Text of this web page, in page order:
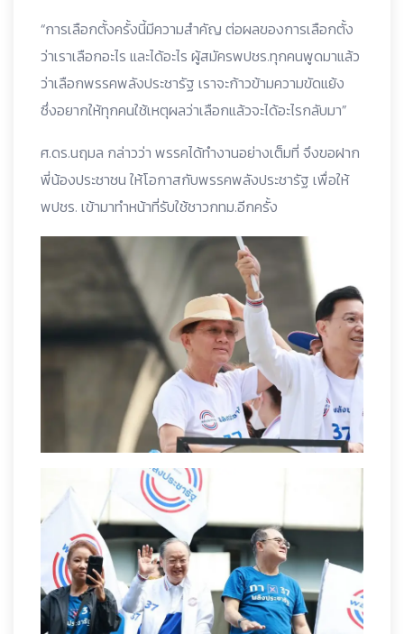
“การเลือกตั้งครั้งนี้มีความสำคัญ ต่อผลของการเลือกตั้ง
ว่าเราเลือกอะไร และได้อะไร ผู้สมัครพปชร.ทุกคนพูดมาแล้ว
ว่าเลือกพรรคพลังประชารัฐ เราจะก้าวข้ามความขัดแย้ง
ซึ่งอยากให้ทุกคนใช้เหตุผลว่าเลือกแล้วจะได้อะไรกลับมา”
ศ.ดร.นฤมล กล่าวว่า พรรคได้ทำงานอย่างเต็มที่ จึงขอฝาก
พี่น้องประชาชน ให้โอกาสกับพรรคพลังประชารัฐ เพื่อให้
พปชร. เข้ามาทำหน้าที่รับใช้ชาวกทม.อีกครั้ง